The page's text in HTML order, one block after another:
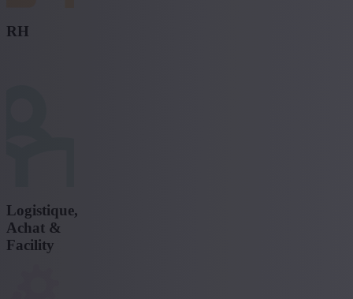
RH
Logistique,
Achat &
Facility